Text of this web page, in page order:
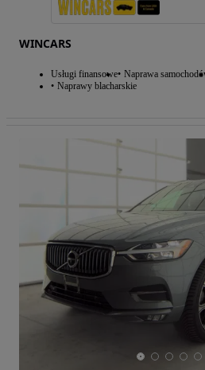
WINCARS
Usługi finansowe Naprawa
Naprawy blacharskie